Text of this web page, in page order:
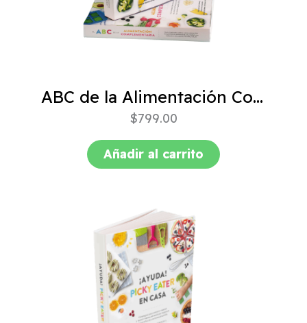
ABC de la Alimentación Complementaria 4ta edición
$799.00
Añadir al carrito